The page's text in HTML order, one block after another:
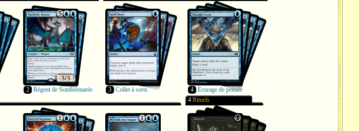
2 Régent de Sombremarée 3 Collet à sorts 4 Écurage de pensée
4 Rituels